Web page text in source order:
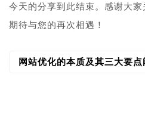
今天的分享到此结束。感谢大
期待与您的再次相遇！
文
网站优化的本质及其三大要点